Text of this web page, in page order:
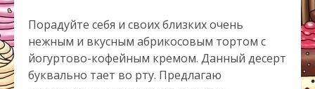
Порадуйте себя и своих близких очень
нежным и вкусным абрикосовым тортом с
йогуртово-кофейным кремом. Данный десерт
буквально тает во рту. Предлагаю